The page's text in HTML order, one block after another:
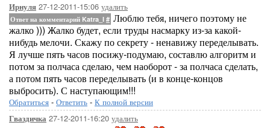
Ирнуля 27-12-2011-15:06 удалить
Ответ на комментарий Katra_I # Люблю тебя, ничего поэтому не
жалко ))) Жалко будет, если труды насмарку из-за какой-
нибудь мелочи. Скажу по секрету - ненавижу переделывать.
Я лучше пять часов посижу-подумаю, составлю алгоритм и
потом за полчаса сделаю, чем наоборот - за полчаса сделать,
а потом пять часов переделывать (и в конце-концов
выбросить). С наступающим!!!
Обратиться - Ответить - К полной версии
Гваздичка 27-12-2011-16:20 удалить